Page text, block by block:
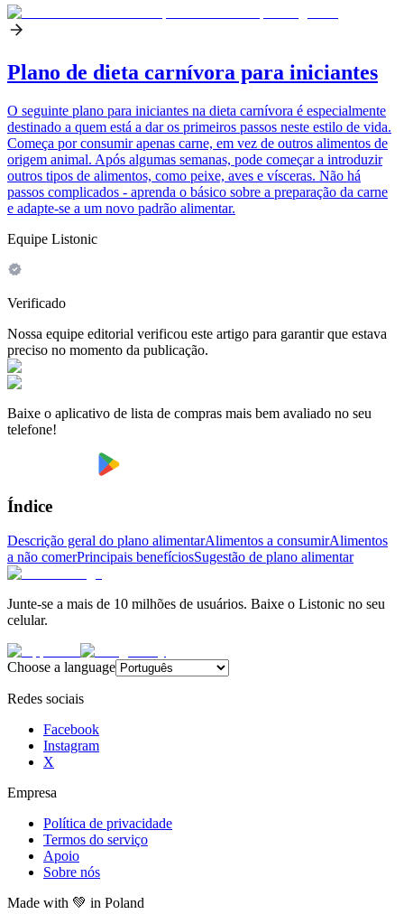
Plano de dieta carnívora para iniciantes
O seguinte plano para iniciantes na dieta carnívora é especialmente
destinado a quem está a dar os primeiros passos neste estilo de vida.
Começa por consumir apenas carne, em vez de outros alimentos de
origem animal. Após algumas semanas, pode começar a introduzir
outros tipos de alimentos, como peixe, aves e vísceras. Não há
passos complicados - aprenda o básico sobre a preparação da carne
e adapte-se a um novo padrão alimentar.
Equipe Listonic
Verificado
Nossa equipe editorial verificou este artigo para garantir que estava
preciso no momento da publicação.
Baixe o aplicativo de lista de compras mais bem avaliado no seu
telefone!
Índice
Descrição geral do plano alimentarAlimentos a consumirAlimentos
a não comerPrincipais benefíciosSugestão de plano alimentar
Junte-se a mais de 10 milhões de usuários. Baixe o Listonic no seu
celular.
Choose a language
Redes sociais
Facebook
Instagram
X
Empresa
Política de privacidade
Termos do serviço
Apoio
Sobre nós
Made with 💚 in Poland